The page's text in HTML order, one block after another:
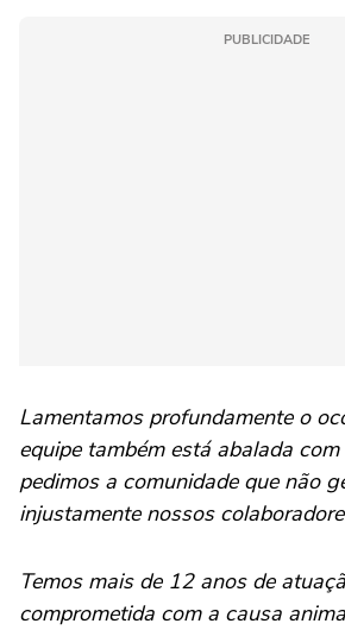
PUBLICIDADE
Lamentamos profundamente o
equipe também está abalada
pedimos a comunidade que não
injustamente nossos
Temos mais de 12 anos de
comprometida com a causa